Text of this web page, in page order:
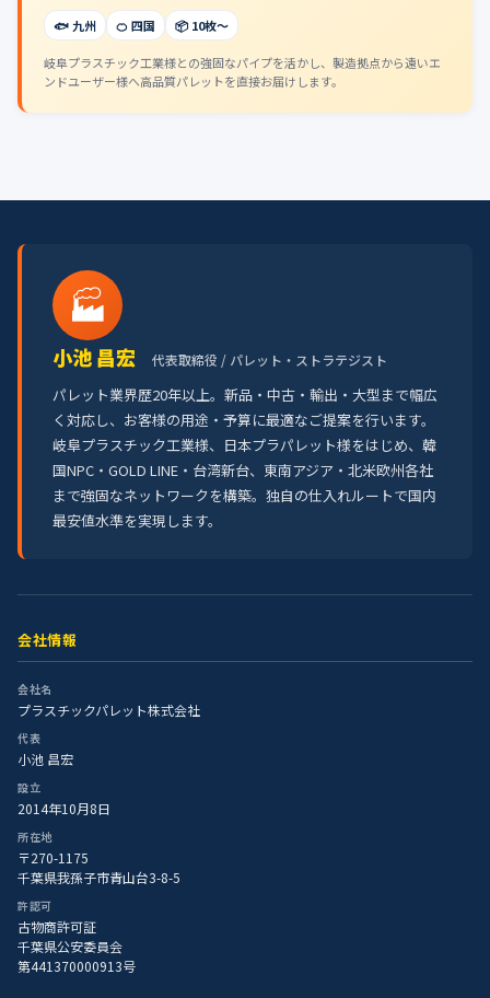
🐟 九州 🍊 四国 📦 10枚〜
岐阜プラスチック工業様との強固なパイプを活かし、製造拠点から遠いエ
ンドユーザー様へ高品質パレットを直接お届けします。
🏭
小池 昌宏 代表取締役 / パレット・ストラテジスト
パレット業界歴20年以上。新品・中古・輸出・大型まで幅広
く対応し、お客様の用途・予算に最適なご提案を行います。
岐阜プラスチック工業様、日本プラパレット様をはじめ、韓
国NPC・GOLD LINE・台湾新台、東南アジア・北米欧州各社
まで強固なネットワークを構築。独自の仕入れルートで国内
最安値水準を実現します。
会社情報
会社名
プラスチックパレット株式会社
代表
小池 昌宏
設立
2014年10月8日
所在地
〒270-1175
千葉県我孫子市青山台3-8-5
許認可
古物商許可証
千葉県公安委員会
第441370000913号